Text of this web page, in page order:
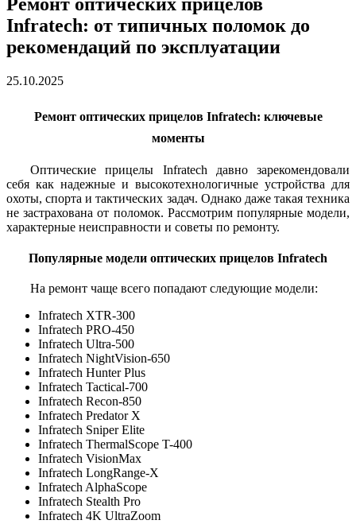
Infratech: от типичных поломок до
рекомендаций по эксплуатации
25.10.2025
Ремонт оптических прицелов Infratech: ключевые
моменты
Оптические прицелы Infratech давно зарекомендовали
себя как надежные и высокотехнологичные устройства для
охоты, спорта и тактических задач. Однако даже такая техника
не застрахована от поломок. Рассмотрим популярные модели,
характерные неисправности и советы по ремонту.
Популярные модели оптических прицелов Infratech
На ремонт чаще всего попадают следующие модели:
Infratech XTR-300
Infratech PRO-450
Infratech Ultra-500
Infratech NightVision-650
Infratech Hunter Plus
Infratech Tactical-700
Infratech Recon-850
Infratech Predator X
Infratech Sniper Elite
Infratech ThermalScope T-400
Infratech VisionMax
Infratech LongRange-X
Infratech AlphaScope
Infratech Stealth Pro
Infratech 4K UltraZoom